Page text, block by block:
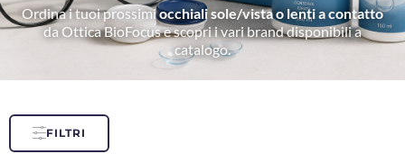
Ordina i tuoi prossimiocchiali sole/vista o lenti a contatto
da Ottica BioFocus e scopri i vari brand disponibili a
catalogo.
FILTRI